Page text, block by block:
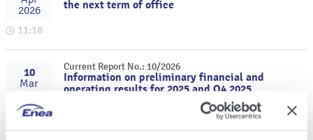
2026
11:18
the next term of office
10
Mar
17:30
Current Report No.: 10/2026
Information on preliminary financial and
operating results for 2025 and Q4 2025